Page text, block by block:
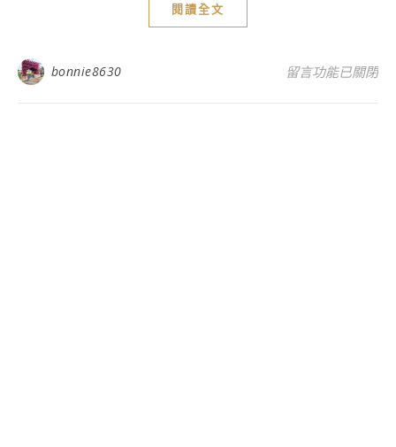
閱讀全文
bonnie8630 在〈南投 埔里 奧
留言功能已關閉